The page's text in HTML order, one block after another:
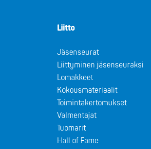
Liitto
Jäsenseurat
Liittyminen jäsenseuraksi
Lomakkeet
Kokousmateriaalit
Toimintakertomukset
Valmentajat
Tuomarit
Hall of Fame